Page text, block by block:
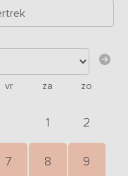
vr za zo
1 2
7 8 9